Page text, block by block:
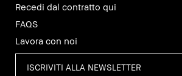
Recedi dal contratto qui
FAQS
Lavora con noi